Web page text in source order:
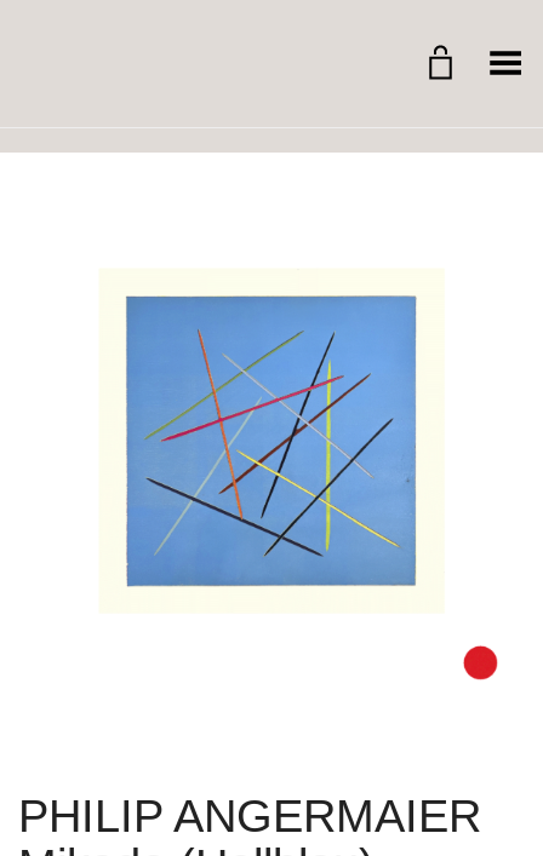
Menü umschalten
PHILIP ANGERMAIER